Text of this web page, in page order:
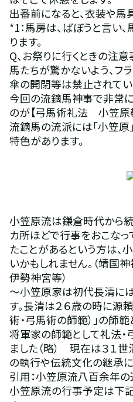
出番前になると、衣装や馬
*1：馬房は、ばぼうと言い
ります。
Q、お祭りに行くときの注
馬たちが驚かないよう、フ
傘の開閉等は禁止されてい
今回の流鏑馬神事で非常
のが【弓馬術礼法　小笠原
流鏑馬の流派には「小笠原
特色があります。
小笠原流は鎌倉時代から続
カ所ほどで行事をおこなっ
たことがあるという方は
いかもしれません。（靖国
伊勢神宮等）
～小笠原家は初代長清に
す。長清は２６歳の時に源
術・弓馬術の師範）」の師
将軍家の師範として礼法・
ました（略）　現在は３１
の執行や伝統文化の継承
引用：小笠原流八百余年の
小笠原流の行事予定は下